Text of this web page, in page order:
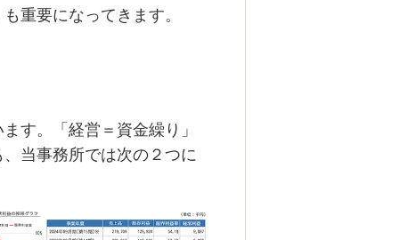
重要になってきます。
す。「経営＝資金繰り」
当事務所では次の２つに